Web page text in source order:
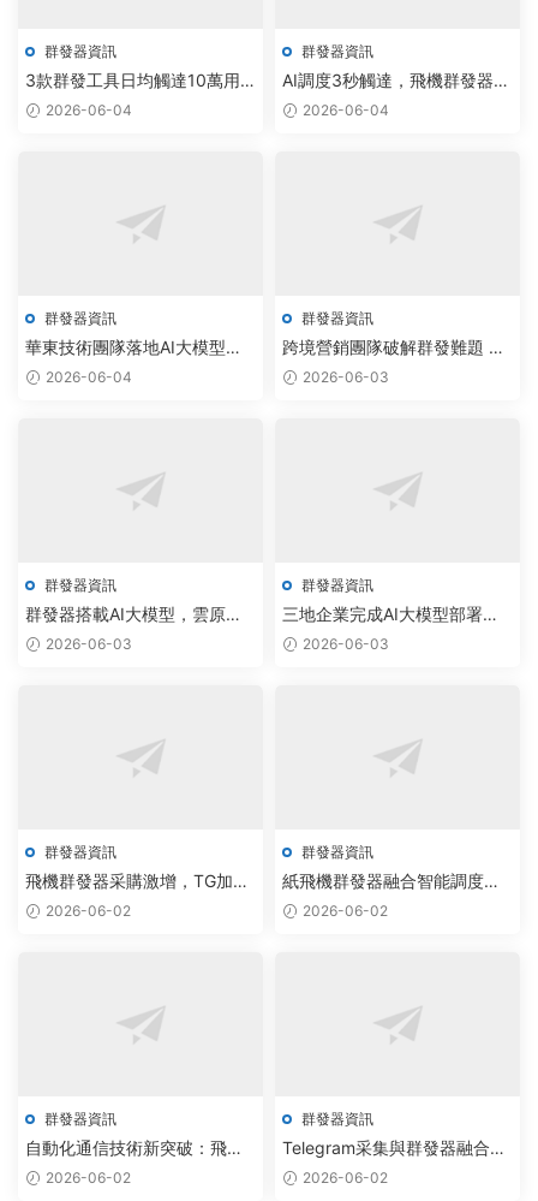
群發器資訊
3款群發工具日均觸達10萬用
戶，智能調度系統拉升轉化率
2026-06-04
群發器資訊
AI調度3秒觸達，飛機群發器與
電報工作室共建智能通訊閉環
2026-06-04
群發器資訊
華東技術團隊落地AI大模型，
飛機群發器與Telegram附近人
2026-06-04
群發器資訊
跨境營銷團隊破解群發難題 飛
機群發器與電報助手永久版賦
2026-06-03
群發器資訊
群發器搭載AI大模型，雲原生
調度實現TG采集工具永久版智
2026-06-03
群發器資訊
三地企業完成AI大模型部署，
雲原生通信系統推動營銷自動
2026-06-03
群發器資訊
飛機群發器采購激增，TG加群
系統升級智能調度助力行業擴
2026-06-02
群發器資訊
紙飛機群發器融合智能調度，
批量拉人腳本實現自動化部署
2026-06-02
群發器資訊
自動化通信技術新突破：飛機
群發器與TG采集腳本免費下載
2026-06-02
群發器資訊
Telegram采集與群發器融合AI
算法，助力企業營銷效率提升
2026-06-02